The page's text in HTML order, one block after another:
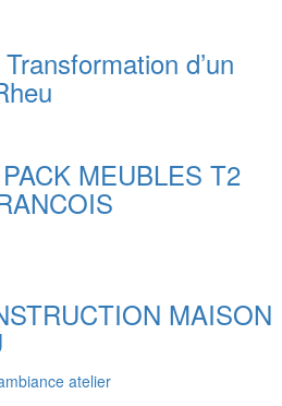
d’un
MEUBLES T2
MAISON